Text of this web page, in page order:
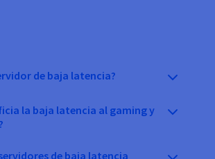
de baja latencia?
la baja latencia al gaming y
de baja latencia